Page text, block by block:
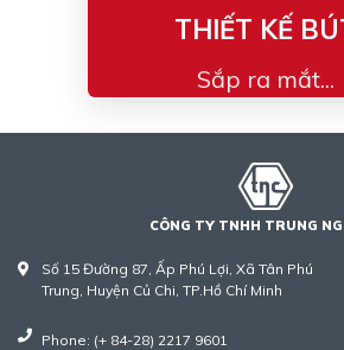
THIẾT KẾ
Sắp ra mắt...
CÔNG TY TNHH TRUNG
Số 15 Đường 87, Ấp Phú Lợi, Xã Tân Phú
Trung, Huyện Củ Chi, TP.Hồ Chí Minh
Phone: (+ 84-28) 2217 9601